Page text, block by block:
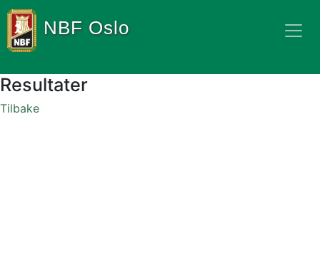
NBF Oslo
Resultater
Tilbake